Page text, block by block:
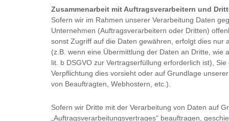
Zusammenarbeit mit Auftragsverarbeitern und
Sofern wir im Rahmen unserer Verarbeitung Daten
Unternehmen (Auftragsverarbeitern oder Dritten)
sonst Zugriff auf die Daten gewähren, erfolgt dies nur
(z.B. wenn eine Übermittlung der Daten an Dritte, wie
lit. b DSGVO zur Vertragserfüllung erforderlich ist),
Verpflichtung dies vorsieht oder auf Grundlage
von Beauftragten, Webhostern, etc.).
Sofern wir Dritte mit der Verarbeitung von Daten auf
„Auftragsverarbeitungsvertrages“ beauftragen,